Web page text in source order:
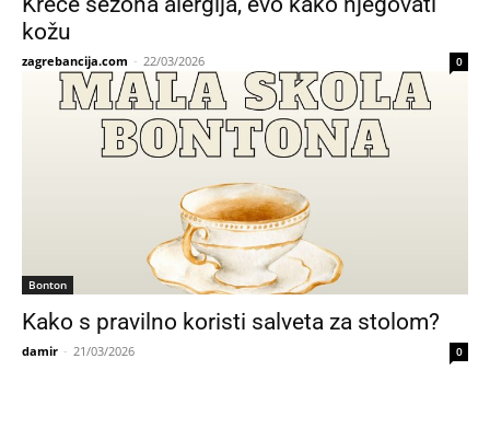
kožu
zagrebancija.com - 22/03/2026 0
Bonton
Kako s pravilno koristi salveta za stolom?
damir - 21/03/2026 0